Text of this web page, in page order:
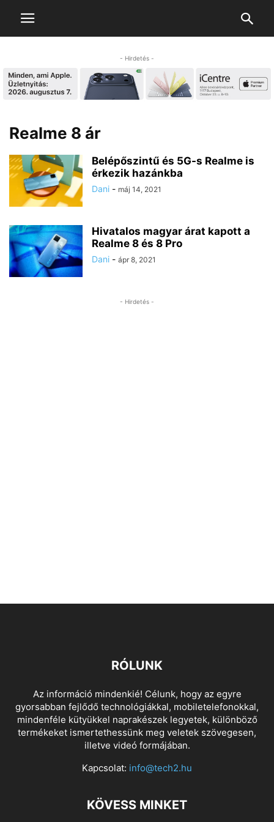
- Hirdetés -
Realme 8 ár
Belépőszintű és 5G-s Realme is
érkezik hazánkba
Dani - máj 14, 2021
Hivatalos magyar árat kapott a
Realme 8 és 8 Pro
Dani - ápr 8, 2021
- Hirdetés -
RÓLUNK
Az információ mindenkié! Célunk, hogy az egyre
gyorsabban fejlődő technológiákkal, mobiletelefonokkal,
mindenféle kütyükkel naprakészek legyetek, különböző
termékeket ismertethessünk meg veletek szövegesen,
illetve videó formájában.
Kapcsolat: info@tech2.hu
KÖVESS MINKET